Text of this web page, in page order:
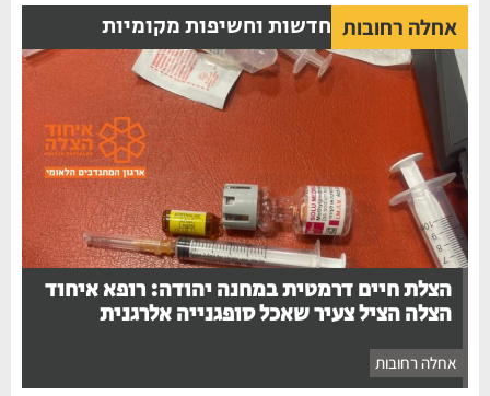
אחלה רחובות חדשות וחשיפות מקומיות
הצלת חיים דרמטית במחנה יהודה: רופא איחוד
הצלה הציל צעיר שאכל סופגנייה אלרגנית
אחלה רחובות